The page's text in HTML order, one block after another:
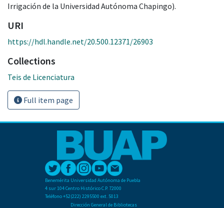
Irrigación de la Universidad Autónoma Chapingo).
URI
https://hdl.handle.net/20.500.12371/26903
Collections
Teis de Licenciatura
Full item page
Benemérita Universidad Autónoma de Puebla
4 sur 104 Centro Histórico C.P. 72000
Teléfono +52(222) 2295500 ext. 5013
Dirección General de Bibliotecas